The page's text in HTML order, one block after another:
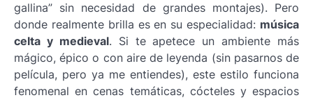
gallina” sin necesidad de grandes montajes). Pero
donde realmente brilla es en su especialidad: música
celta y medieval. Si te apetece un ambiente más
mágico, épico o con aire de leyenda (sin pasarnos de
película, pero ya me entiendes), este estilo funciona
fenomenal en cenas temáticas, cócteles y espacios